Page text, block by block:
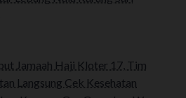
Jamaah Haji Kloter 17, Tim
Langsung Cek Kesehatan